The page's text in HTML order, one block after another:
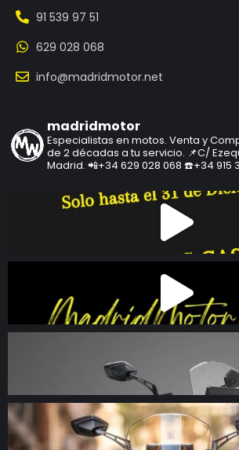
91 539 97 51
629 028 068
info@madridmotor.net
madridmotor
Especialistas en motos. Venta y
de 2 décadas a tu servicio. 📌C/
Madrid. 📲+34 629 028 068 ☎️+34 915